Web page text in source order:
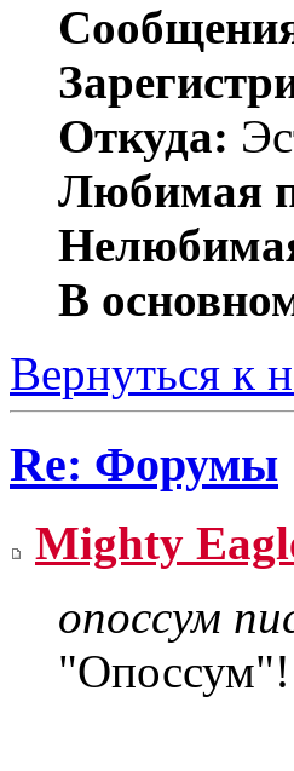
Откуда:
Любимая
В
Вернуться к
Re: Форумы
Mighty
опоссум
"Опоссум"!